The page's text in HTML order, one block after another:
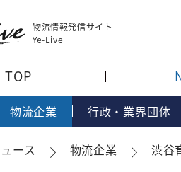
物流情報発信サイト
Ye-Live
TOP
物流企業 行政・業界団体
ース 物流企業 渋谷